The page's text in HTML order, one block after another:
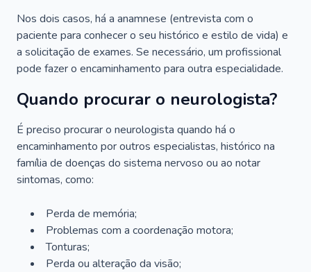
Nos dois casos, há a anamnese (entrevista com o
paciente para conhecer o seu histórico e estilo de vida) e
a solicitação de exames. Se necessário, um profissional
pode fazer o encaminhamento para outra especialidade.
Quando procurar o neurologista?
É preciso procurar o neurologista quando há o
encaminhamento por outros especialistas, histórico na
família de doenças do sistema nervoso ou ao notar
sintomas, como:
Perda de memória;
Problemas com a coordenação motora;
Tonturas;
Perda ou alteração da visão;